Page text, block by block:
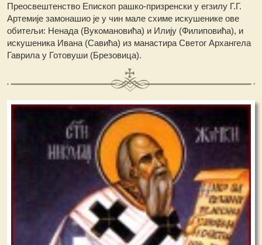
Преосвештенство Епископ рашко-призренски у егзилу Г.Г.
Артемије замонашио је у чин мале схиме искушенике ове
обитељи: Ненада (Вукомановића) и Илију (Филиповића), и
искушеника Ивана (Савића) из манастира Светог Архангела
Гаврила у Готовуши (Брезовица).